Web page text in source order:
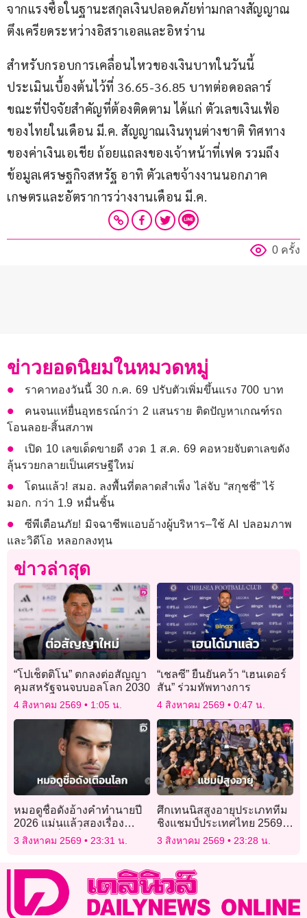
จากแรงซื้อในฐานะสกุลเงินปลอดภัยท่ามกลางสัญญาณ
ตึงเครียดระหว่างอิสราเอลและอิหร่าน
สำหรับกรอบการเคลื่อนไหวของเงินบาทในวันนี้
ประเมินเบื้องต้นไว้ที่ 36.65-36.85 บาทต่อดอลลาร์
ขณะที่ปัจจัยสำคัญที่ต้องติดตาม ได้แก่ ตัวเลขเงินเฟ้อ
ของไทยในเดือน มี.ค. สัญญาณเงินทุนต่างชาติ ทิศทาง
ของค่าเงินเอเชีย ถ้อยแถลงของเจ้าหน้าที่เฟด รวมถึง
ข้อมูลเศรษฐกิจสหรัฐ อาทิ ตัวเลขจ้างงานนอกภาค
เกษตรและอัตราการว่างงานเดือน มี.ค.
0 ครั้ง
ข่าวยอดนิยมในหมวดหมู่
ราคาทองวันนี้ 30 ก.ค. 69 ปรับตัวเพิ่มขึ้นแรง 700 บาท
คนจนแห่ยื่นอุทธรณ์กว่า 2 แสนราย ติดปัญหาเกณฑ์รถ
โอนลอย-สิ้นสภาพ
เปิด 10 เลขเด็ดขายดี งวด 1 ส.ค. 69 คอหวยจับตาเลขดัง
ลุ้นรวยกลายเป็นเศรษฐีใหม่
โดนแล้ว! สมอ. ลงพื้นที่ตลาดสำเพ็ง ไล่จับ “สกุชชี่” ไร้
มอก. กว่า 1.9 หมื่นชิ้น
ซีพีเตือนภัย! มิจฉาชีพแอบอ้างผู้บริหาร–ใช้ AI ปลอมภาพ
และวิดีโอ หลอกลงทุน
ข่าวล่าสุด
“โปเช็ตติโน” ตกลงต่อสัญญา
คุมสหรัฐจนจบบอลโลก 2030
4 สิงหาคม 2569 1:05 น.
“เชลซี” ยืนยันคว้า “เฮนเดอร์
สัน” ร่วมทัพทางการ
4 สิงหาคม 2569 0:47 น.
หมอดูชื่อดังอ้างคำทำนายปี
2026 แม่นแล้วสองเรื่อง
เตือนภัยเรื่องที่สามกำลังก่อ
3 สิงหาคม 2569 23:31 น.
ศึกเทนนิสสูงอายุประเภททีม
ชิงแชมป์ประเทศไทย 2569″
ทำสถิตินักกีฬาร่วมชิงชัย
3 สิงหาคม 2569 23:28 น.